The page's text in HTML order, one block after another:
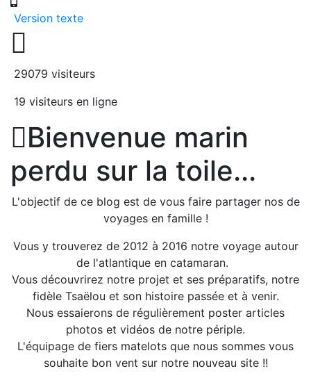
Version texte

29079 visiteurs
19 visiteurs en ligne
Bienvenue marin
perdu sur la toile...
L'objectif de ce blog est de vous faire partager nos de
voyages en famille !
Vous y trouverez de 2012 à 2016 notre voyage autour
de l'atlantique en catamaran.
Vous découvrirez notre projet et ses préparatifs, notre
fidèle Tsaëlou et son histoire passée et à venir.
Nous essaierons de régulièrement poster articles
photos et vidéos de notre périple.
L'équipage de fiers matelots que nous sommes vous
souhaite bon vent sur notre nouveau site !!